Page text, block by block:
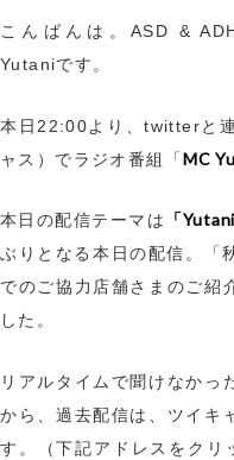
こんばんは。ASD &
Yutaniです。
本日22:00より、twitterと
ャス）でラジオ番組「MC
本日の配信テーマは 「
ぶりとなる本日の配信。「
でのご協力店舗さまのご紹
した。
リアルタイムで聞けなか
から、過去配信は、ツイキ
す。（下記アドレスをク